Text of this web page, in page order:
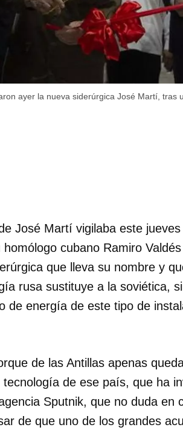
ayer la nueva siderúrgica José Martí, tras
José Martí vigilaba este
cubano Ramiro
que lleva su nombre y
rusa sustituye a la soviética,
de energía de este tipo de
de las Antillas apenas
tecnología de ese país, que ha
Sputnik, que no duda en
de que uno de los grandes